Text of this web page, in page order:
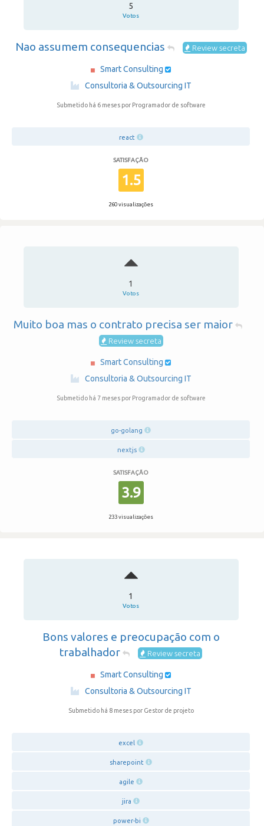
5
Votos
Nao assumem consequencias Review secreta
Smart Consulting
·
Consultoria & Outsourcing IT
Submetido há 6 meses por Programador de software
react
SATISFAÇÃO
1.5
260 visualizações
1
Votos
Muito boa mas o contrato precisa ser maior
Review secreta
Smart Consulting
·
Consultoria & Outsourcing IT
Submetido há 7 meses por Programador de software
go-golang
nextjs
SATISFAÇÃO
3.9
233 visualizações
1
Votos
Bons valores e preocupação com o
trabalhador
Review secreta
Smart Consulting
·
Consultoria & Outsourcing IT
Submetido há 8 meses por Gestor de projeto
excel
sharepoint
agile
jira
power-bi